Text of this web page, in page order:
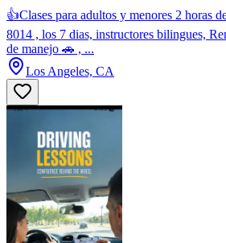
👍Clases para adultos y menores 2 horas
8014 , los 7 dias, instructores bilingues,
de manejo 🚗 , ...
Los Angeles, CA